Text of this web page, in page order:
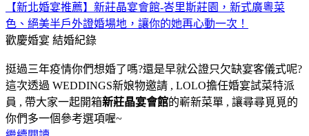
【新北婚宴推薦】新莊晶宴會館-峇里斯莊園，新式廣粵菜
色、絕美半戶外證婚場地，讓你的她再心動一次！
歡慶婚宴 結婚紀錄
挺過三年疫情你們想婚了嗎?還是早就公證只欠缺宴客儀式呢?
這次透過 WEDDINGS新娘物邀請 , LOLO擔任婚宴試菜特派
員 , 帶大家一起開箱新莊晶宴會館的嶄新菜單 , 讓尋尋覓覓的
你們多一個參考選項喔~